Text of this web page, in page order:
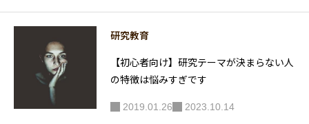
研究教育
【初心者向け】研究テーマが決まらない人
の特徴は悩みすぎです
2019.01.26 2023.10.14